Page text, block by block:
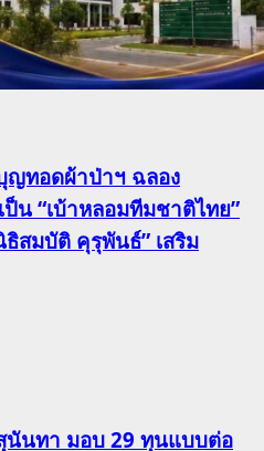
ญทอดผ้าป่าฯ ฉลอง
น “เบ้าหลอมทีมชาติไทย”
สมบัติ คุรุพันธ์” เสริม
นทา มอบ 29 ทุนแบบต่อ